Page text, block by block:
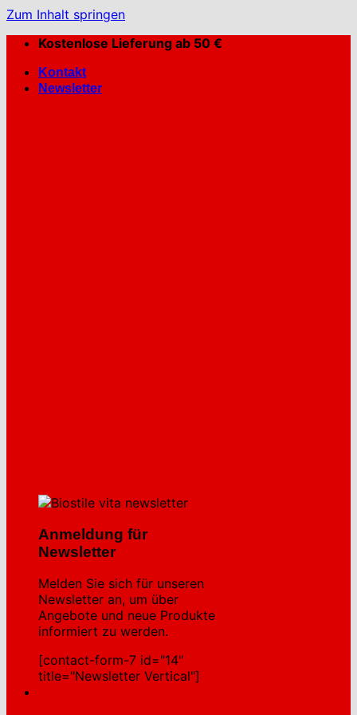
Zum Inhalt springen
Kostenlose Lieferung ab 50 €
Kontakt
Newsletter
Anmeldung für
Newsletter
Melden Sie sich für unseren
Newsletter an, um über
Angebote und neue Produkte
informiert zu werden.
[contact-form-7 id="14"
title="Newsletter Vertical"]